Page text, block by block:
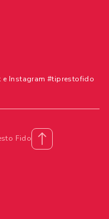
e Instagram #tiprestofido
Fido